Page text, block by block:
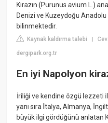
Kirazın (Purunus avium L.)
Denizi ve Kuzeydoğu
bilinmektedir.
Kaynak kaldırma talebi |
dergipark.org.tr
En iyi Napolyon
İriliği ve kendine özgü lezzeti
yanı sıra İtalya, Almanya,
büyük ilgi gördüğünü anlatan